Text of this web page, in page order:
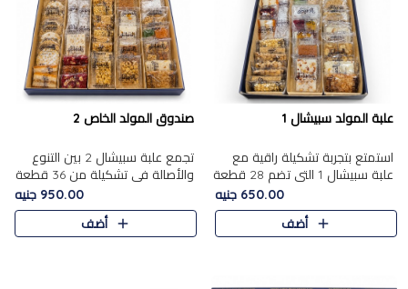
علبة المولد سبيشال 1
استمتع بتجربة تشكيلة راقية مع
علبة سبيشال 1 التي تضم 28 قطعة
من تشكيلة مختارة بعناية من أفخر
حلويات المولد المصرية الأصلية
الشرقية. تحتوي ال..
650.00 جنيه
أضف
صندوق المولد الخاص 2
تجمع علبة سبيشال 2 بين التنوع
والأصالة في تشكيلة من 36 قطعة
تضم أشهر حلويات المولد الشرقية.
تحتوي العلبة على الجزرية بالفول،
والجزرية بالبن..
950.00 جنيه
أضف